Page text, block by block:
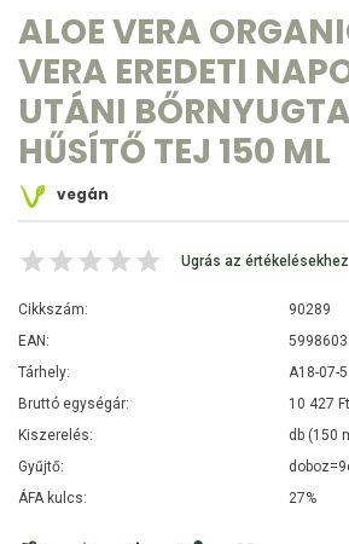
ALOE VERA
VERA EREDETI
UTÁNI
HŰSÍTŐ TEJ 150 ML
vegán
Ugrás az értékelésekhez
Cikkszám:
90289
EAN:
Tárhely:
A18-07-5
Bruttó egységár:
10 427
Kiszerelés:
db (150
Gyűjtő:
ÁFA kulcs:
27%